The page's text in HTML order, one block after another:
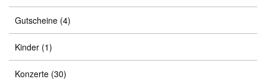
Gutscheine (4)
Kinder (1)
Konzerte (30)